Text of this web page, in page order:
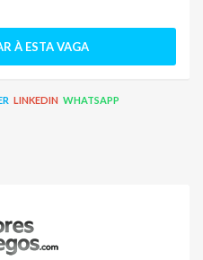
À ESTA VAGA
LINKEDIN WHATSAPP